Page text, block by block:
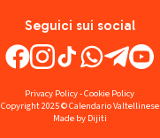
Seguici sui social
Privacy Policy-Cookie Policy
Copyright 2025 © Calendario Valtellinese
Made by Dijiti